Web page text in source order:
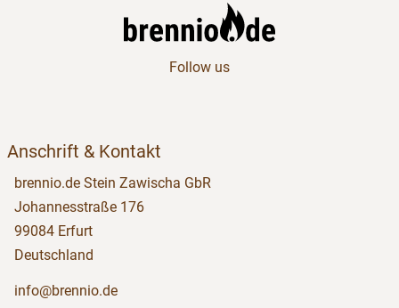
Follow us
Anschrift & Kontakt
brennio.de Stein Zawischa GbR
Johannesstraße 176
99084 Erfurt
Deutschland
info@brennio.de